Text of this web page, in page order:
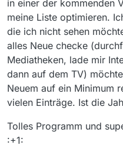
kann und
Allgemein
regexp
ganze. Ich
und da sind
Länge drin.
Aber ich
schaue es
in einer der kommenden
meine Liste optimieren.
die ich nicht sehen
alles Neue checke
Mediatheken, lade mir
dann auf dem TV)
Neuem auf ein Minimum
vielen Einträge. Ist die
Tolles Programm und
:+1: